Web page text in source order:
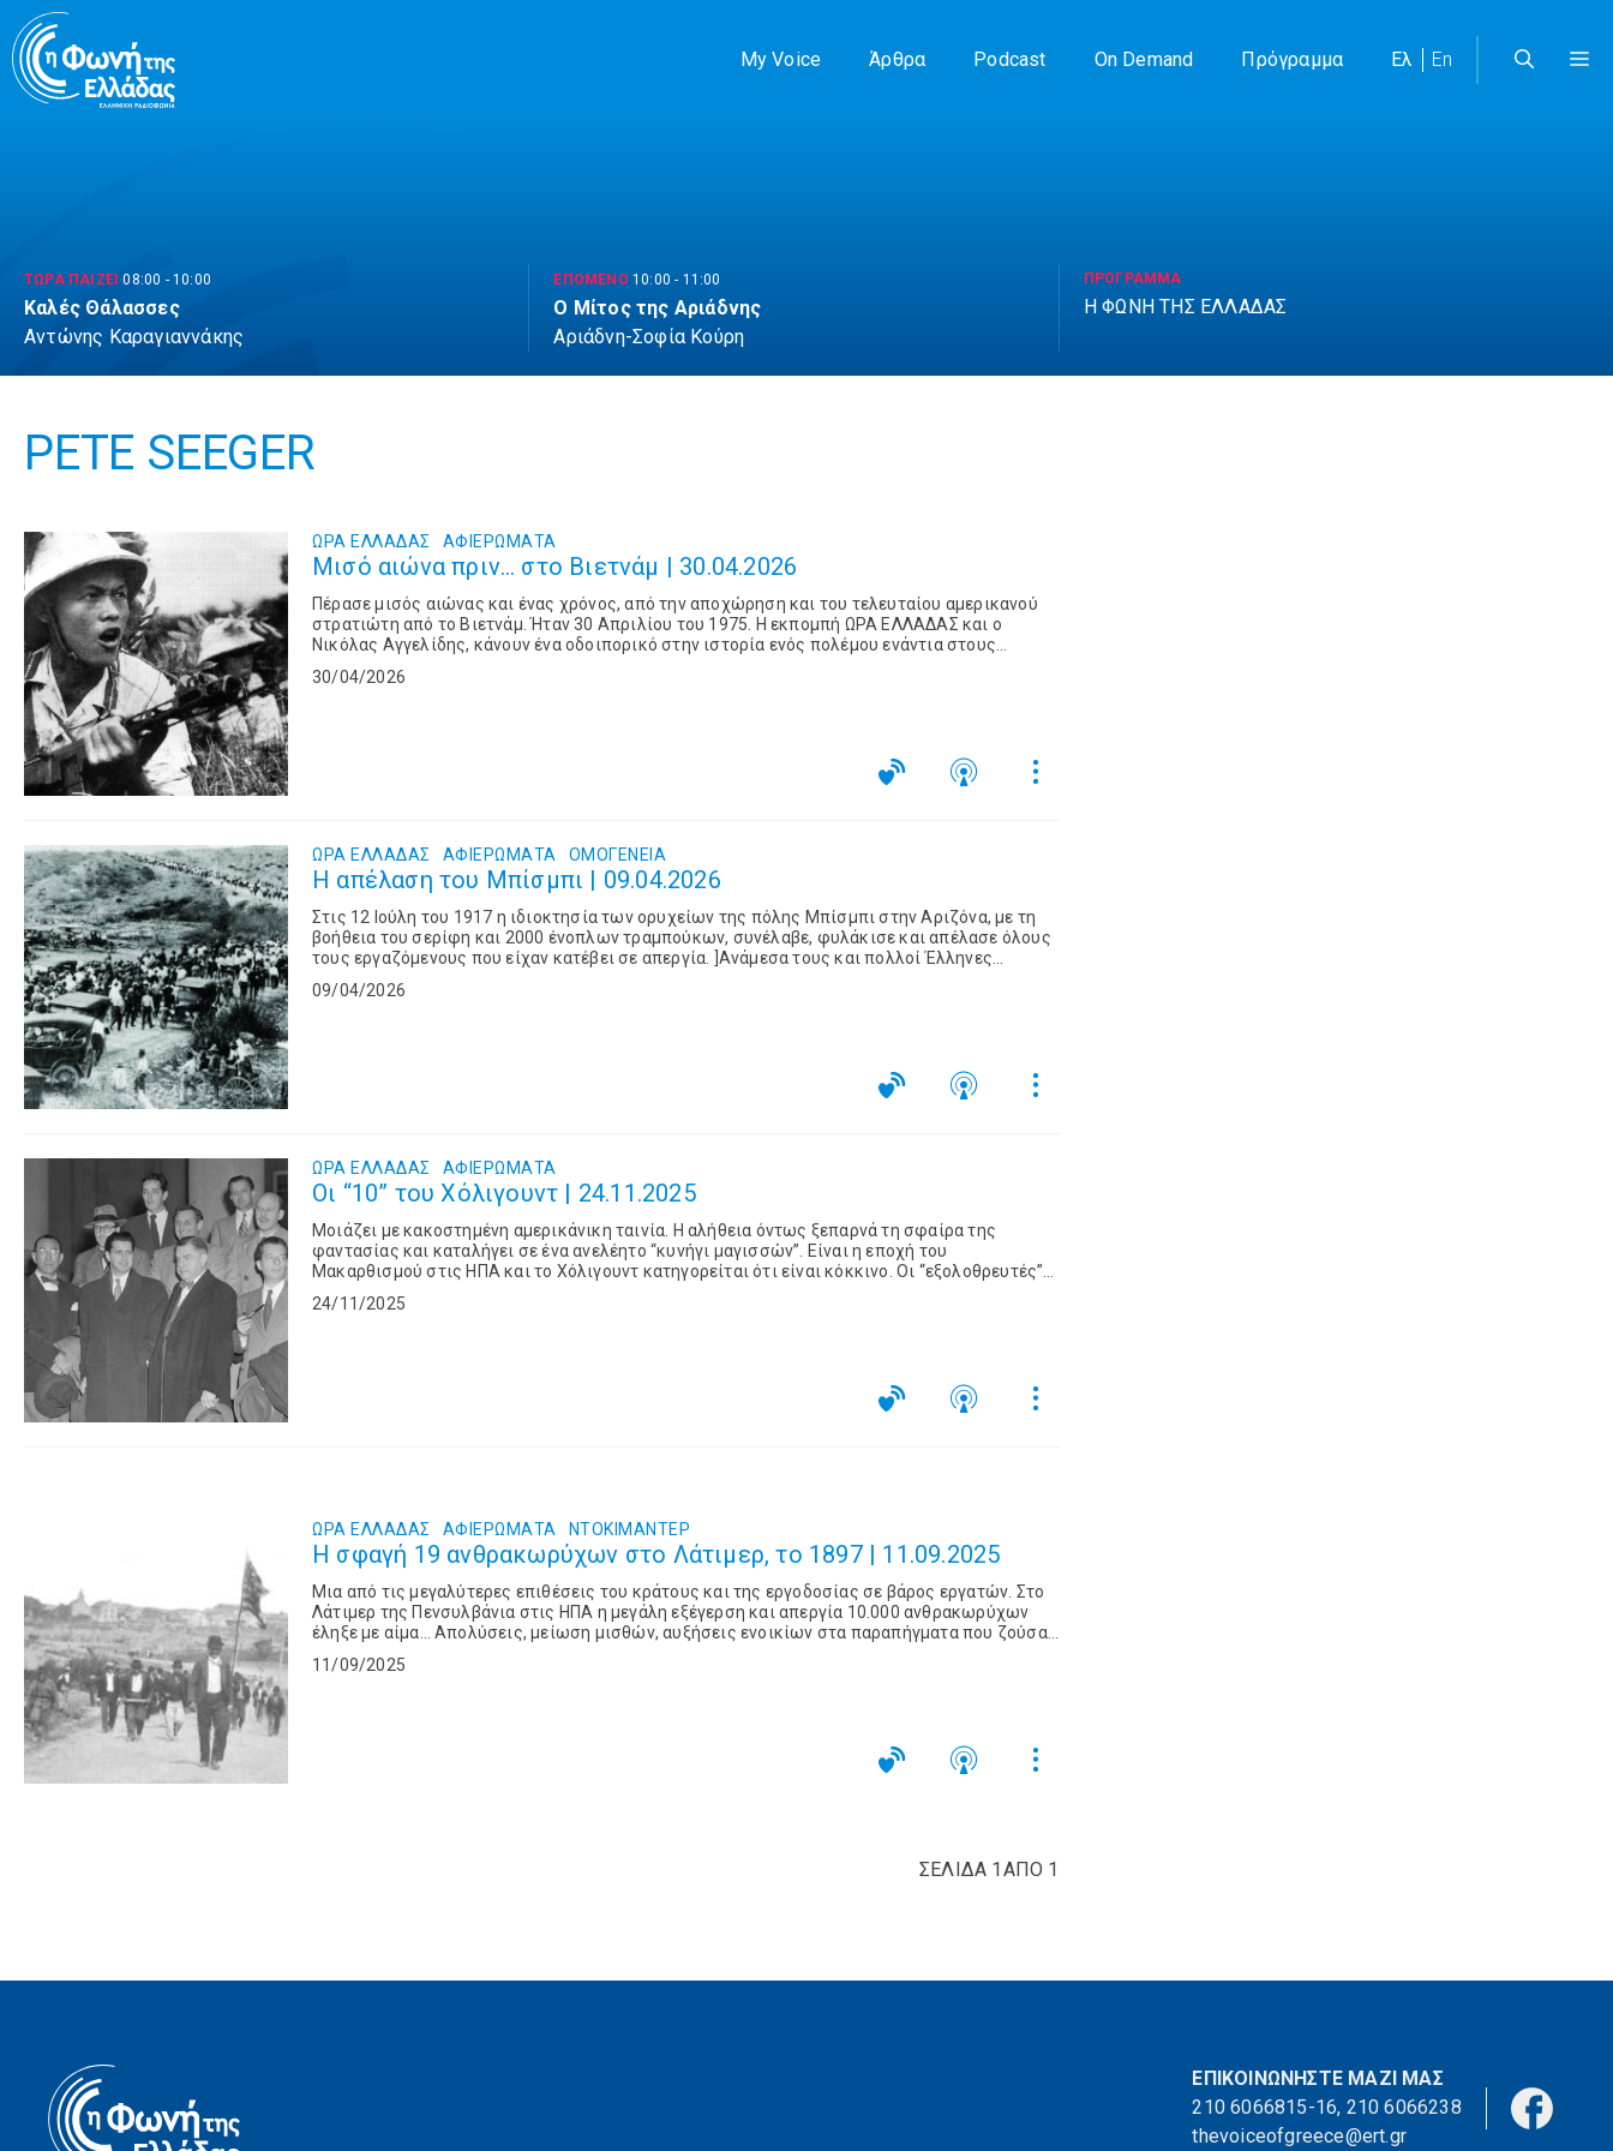
Μετάβαση
σε
περιεχόμενο
My Voice Άρθρα Podcast On Demand Πρόγραμμα Ελ En
ΤΩΡΑ ΠΑΙΖΕΙ08:00 -10:00
Καλές Θάλασσες
Αντώνης Καραγιαννάκης
ΕΠΟΜΕΝΟ 10:00 - 11:00
Ο Μίτος της Αριάδνης
Αριάδνη-Σοφία Κούρη
ΠΡΟΓΡΑΜΜΑ
Η ΦΩΝΗ ΤΗΣ ΕΛΛΑΔΑΣ
PETE SEEGER
ΩΡΑ ΕΛΛΑΔΑΣ ΑΦΙΕΡΏΜΑΤΑ
Μισό αιώνα πριν… στο Βιετνάμ | 30.04.2026
Πέρασε μισός αιώνας και ένας χρόνος, από την αποχώρηση και του τελευταίου αμερικανού
στρατιώτη από το Βιετνάμ. Ήταν 30 Απριλίου του 1975. Η εκπομπή ΩΡΑ ΕΛΛΑΔΑΣ και ο
Νικόλας Αγγελίδης, κάνουν ένα οδοιπορικό στην ιστορία ενός πολέμου ενάντια στους
αντίσταση των Βιετμιν με ...
30/04/2026
ΩΡΑ ΕΛΛΑΔΑΣ ΑΦΙΕΡΏΜΑΤΑ ΟΜΟΓΈΝΕΙΑ
Η απέλαση του Μπίσμπι | 09.04.2026
Στις 12 Ιούλη του 1917 η ιδιοκτησία των ορυχείων της πόλης Μπίσμπι στην Αριζόνα, με τη
βοήθεια του σερίφη και 2000 ένοπλων τραμπούκων, συνέλαβε, φυλάκισε και απέλασε όλους
τους εργαζόμενους που είχαν κατέβει σε απεργία. ]Ανάμεσα τους και πολλοί Έλληνες
...Read more
09/04/2026
ΩΡΑ ΕΛΛΑΔΑΣ ΑΦΙΕΡΏΜΑΤΑ
Οι “10” του Χόλιγουντ | 24.11.2025
Μοιάζει με κακοστημένη αμερικάνικη ταινία. Η αλήθεια όντως ξεπαρνά τη σφαίρα της
φαντασίας και καταλήγει σε ένα ανελέητο “κυνήγι μαγισσών”. Είναι η εποχή του
Μακαρθισμού στις ΗΠΑ και το Χόλιγουντ κατηγορείται ότι είναι κόκκινο. Οι “εξολοθρευτές”
τα μεγάλα ονόματα ...
24/11/2025
ΩΡΑ ΕΛΛΑΔΑΣ ΑΦΙΕΡΏΜΑΤΑ ΝΤΟΚΙΜΑΝΤΈΡ
Η σφαγή 19 ανθρακωρύχων στο Λάτιμερ, το 1897 | 11.09.2025
Μια από τις μεγαλύτερες επιθέσεις του κράτους και της εργοδοσίας σε βάρος εργατών. Στο
Λάτιμερ της Πενσυλβάνια στις ΗΠΑ η μεγάλη εξέγερση και απεργία 10.000 ανθρακωρύχων
έληξε με αίμα… Απολύσεις, μείωση μισθών, αυξήσεις ενοικίων στα παραπήγματα που ζούσαν
εργάτες ξεσηκώθηκαν ...
11/09/2025
ΣΕΛΙΔΑ 1ΑΠΟ 1
ΕΠΙΚΟΙΝΩΝΗΣΤΕ ΜΑΖΙ ΜΑΣ
210 6066815-16, 210 6066238
thevoiceofgreece@ert.gr